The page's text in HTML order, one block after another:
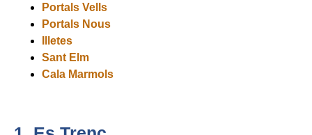
Portals Vells
Portals Nous
Illetes
Sant Elm
Cala Marmols